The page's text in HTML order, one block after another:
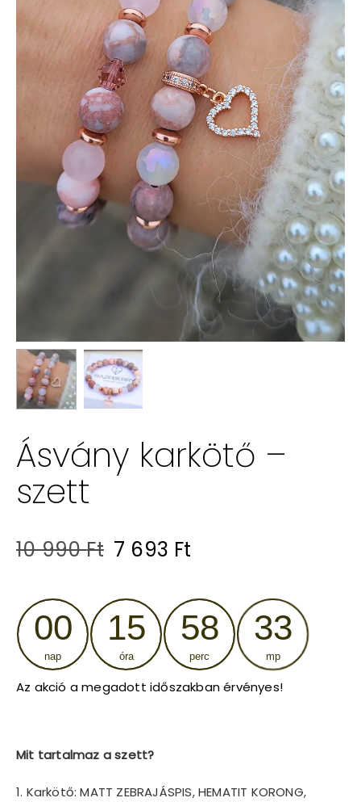
Ásvány karkötő –
szett
10 990Ft Original
was:
10
990 Ft.
7 693 Ft
is:
7
693 Ft.
00
nap
15
óra
58
perc
32
mp
Az akció a megadott időszakban érvényes!
Mit tartalmaz a szett?
1. Karkötő: MATT ZEBRAJÁSPIS, HEMATIT KORONG,